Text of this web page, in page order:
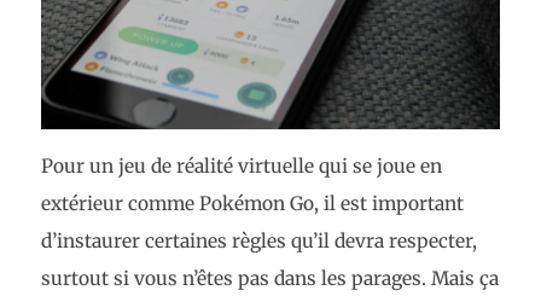
Pour un jeu de réalité virtuelle qui se joue en
extérieur comme Pokémon Go, il est important
d’instaurer certaines règles qu’il devra respecter,
surtout si vous n’êtes pas dans les parages. Mais ça